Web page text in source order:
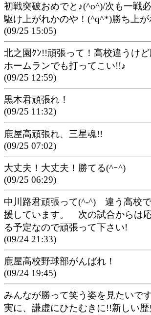
初戦突破おめでと♪(^o^)/次も一戦
駆け上がれかのや！(^q^*)勝ち上
(09/25 15:05)
北之園ｸﾝ!!頑張って！高校違うけど
ホームランでも打ってこい!!♪
(09/25 12:59)
黒木君頑張れ！
(09/25 11:32)
鹿屋高頑張れ、三星魂!!
(09/25 07:02)
大丈夫！大丈夫！勝てる(^ｰ^)
(09/25 06:29)
中川路君頑張って(^-^) 違う高校
援しています。 次の試合からは
る予定なので頑張って下さい!
(09/24 21:33)
鹿屋高校野球部がんばれ！
(09/24 19:45)
みんなが勝って笑う姿を見たいで
実に、謙虚にひたむきに!!新しい歴